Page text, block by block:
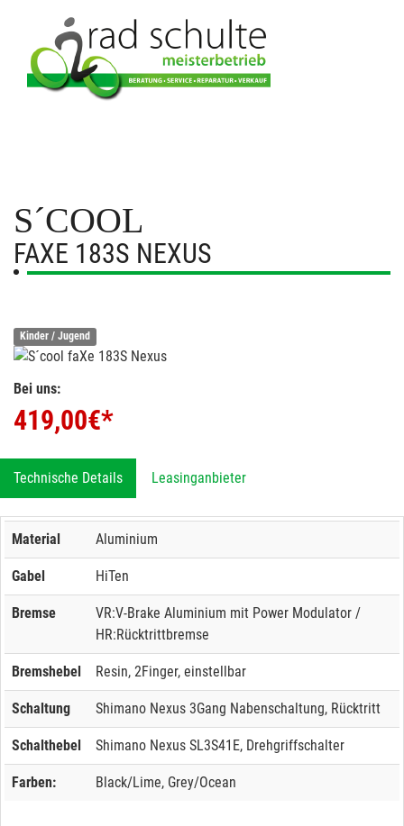
S´COOL
FAXE 183S NEXUS
Kinder / Jugend
Bei uns:
419,00€*
Technische Details Leasinganbieter
Material Aluminium
Gabel HiTen
Bremse
VR:V-Brake Aluminium mit Power Modulator /
HR:Rücktrittbremse
Bremshebel Resin, 2Finger, einstellbar
Schaltung Shimano Nexus 3Gang Nabenschaltung, Rücktritt
Schalthebel Shimano Nexus SL3S41E, Drehgriffschalter
Farben: Black/Lime, Grey/Ocean